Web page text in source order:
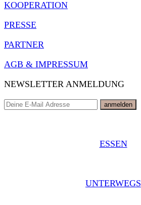
KOOPERATION
PRESSE
PARTNER
AGB & IMPRESSUM
NEWSLETTER ANMELDUNG
ESSEN
UNTERWEGS